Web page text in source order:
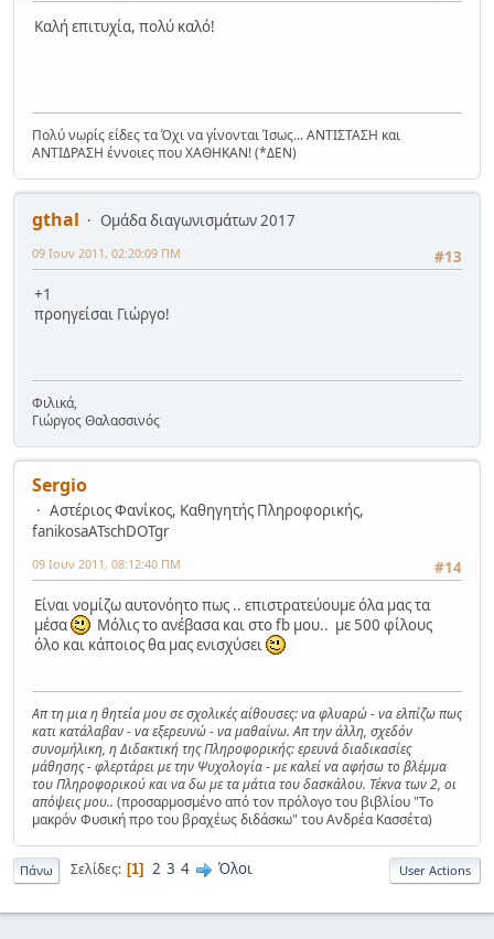
Καλή επιτυχία, πολύ καλό!
Πολύ νωρίς είδες τα Όχι να γίνονται Ίσως... ΑΝΤΙΣΤΑΣΗ και
ΑΝΤΙΔΡΑΣΗ έννοιες που ΧΑΘΗΚΑΝ! (*ΔΕΝ)
gthal
Ομάδα διαγωνισμάτων 2017
#13
09 Ιουν 2011, 02:20:09 ΠΜ
+1
προηγείσαι Γιώργο!
Φιλικά,
Γιώργος Θαλασσινός
Sergio
Αστέριος Φανίκος, Καθηγητής Πληροφορικής,
fanikosaATschDOTgr
#14
09 Ιουν 2011, 08:12:40 ΠΜ
Είναι νομίζω αυτονόητο πως .. επιστρατεύουμε όλα μας τα
μέσα
Μόλις το ανέβασα και στο fb μου.. με 500 φίλους
όλο και κάποιος θα μας ενισχύσει
Απ τη μια η θητεία μου σε σχολικές αίθουσες: να φλυαρώ - να ελπίζω πως
κατι κατάλαβαν - να εξερευνώ - να μαθαίνω. Απ την άλλη, σχεδόν
συνομήλικη, η Διδακτική της Πληροφορικής: ερευνά διαδικασίες
μάθησης - φλερτάρει με την Ψυχολογία - με καλεί να αφήσω το βλέμμα
του Πληροφορικού και να δω με τα μάτια του δασκάλου. Τέκνα των 2, οι
απόψεις μου.. (προσαρμοσμένο από τον πρόλογο του βιβλίου "Το
μακρόν Φυσική προ του βραχέως διδάσκω" του Ανδρέα Κασσέτα)
Πάνω Σελίδες 1 2 3 4 Όλοι User Actions